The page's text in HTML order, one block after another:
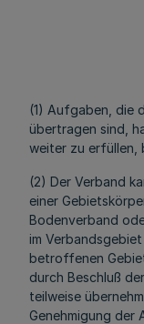
(1) Aufgaben, die
übertragen sind,
weiter zu erfüllen,
(2) Der Verband
einer
Bodenverband
im
betroffenen
durch Beschluß
teilweise
Genehmigung der